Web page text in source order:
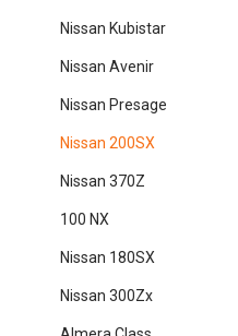
Nissan Kubistar
Nissan Avenir
Nissan Presage
Nissan 200SX
Nissan 370Z
100 NX
Nissan 180SX
Nissan 300Zx